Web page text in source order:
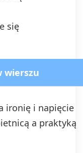
się
wierszu
ironię i napięcie
a praktyką